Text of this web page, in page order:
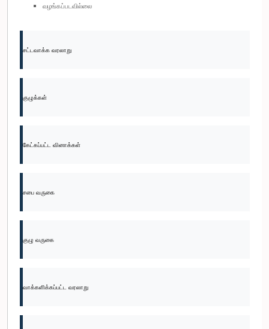
வழங்கப்படவில்லை
சட்டவாக்க வரலாறு
குழுக்கள்
கேட்கப்பட்ட வினாக்கள்
சபை வருகை
குழு வருகை
வாக்களிக்கப்பட்ட வரலாறு